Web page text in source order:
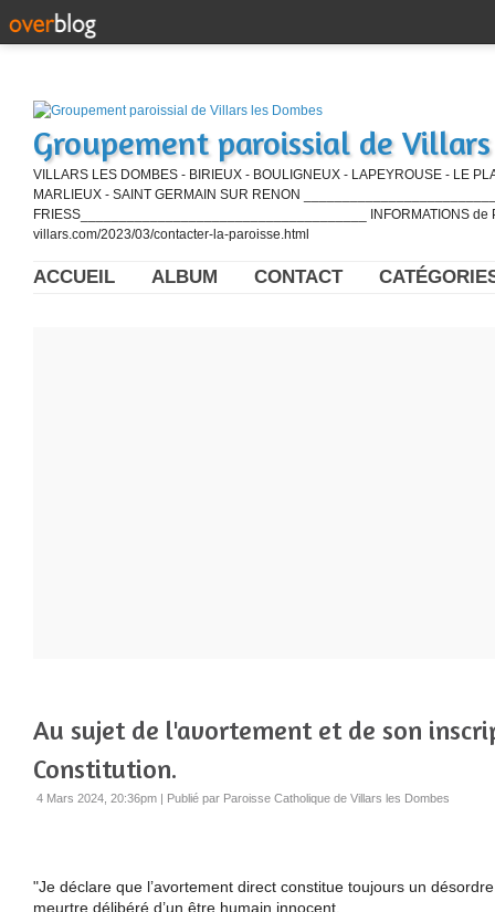
Groupement paroissial de
VILLARS LES DOMBES - BIRIEUX - BOULIGNEUX - LAPEYROUSE - LE
MARLIEUX - SAINT GERMAIN SUR RENON
FRIESS_____________________________________ INFORMATIONS de
villars.com/2023/03/contacter-la-paroisse.html
ACCUEIL ALBUM CONTACT
Au sujet de l'avortement et de son
Constitution.
4 Mars 2024, 20:36pm | Publié par Paroisse Catholique de Villars les Dombes
"Je déclare que l’avortement direct constitue toujours un
meurtre délibéré d’un être humain innocent.